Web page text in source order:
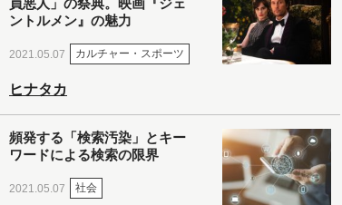
員悪人」の祭典。映画『ジェ
ントルメン』の魅力
2021.05.07 カルチャー・スポーツ
ヒナタカ
頻発する「検索汚染」とキー
ワードによる検索の限界
2021.05.07 社会